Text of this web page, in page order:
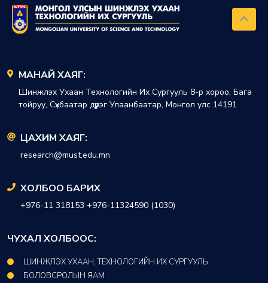
МАНАЙ ХАЯГ:
Шинжлэх Ухаан Технологийн Их Сургууль 8-р хороо, Бага
тойруу, Сүхбаатар дүүрэг Улаанбаатар, Монгол улс 14191
ЦАХИМ ХАЯГ:
research@must.edu.mn
ХОЛБОО БАРИХ
+976-11 318153 +976-11324590 (1030)
ЧУХАЛ ХОЛБООС:
ШИНЖЛЭХ УХААН, ТЕХНОЛОГИЙН ИХ СУРГУУЛЬ
БОЛОВСРОЛЫН ЯАМ